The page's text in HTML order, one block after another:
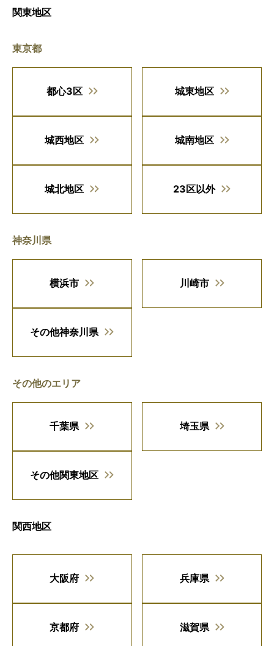
関東地区
東京都
都心3区 城東地区
城西地区 城南地区
城北地区 23区以外
神奈川県
横浜市 川崎市
その他神奈川県
その他のエリア
千葉県 埼玉県
その他関東地区
関西地区
大阪府 兵庫県
京都府 滋賀県